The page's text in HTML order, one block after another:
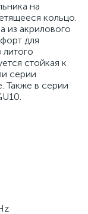
на
кольцо.
из акрилового
для
стойкая к
серии
Также в серии